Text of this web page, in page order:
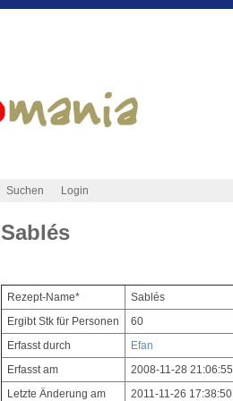
Suchen Login
Sablés
Rezept-Name*
Sablés
Ergibt Stk für Personen
60
Erfasst durch
Efan
Erfasst am
2008-11-28 21:06:55
Letzte Änderung am
2011-11-26 17:38:50